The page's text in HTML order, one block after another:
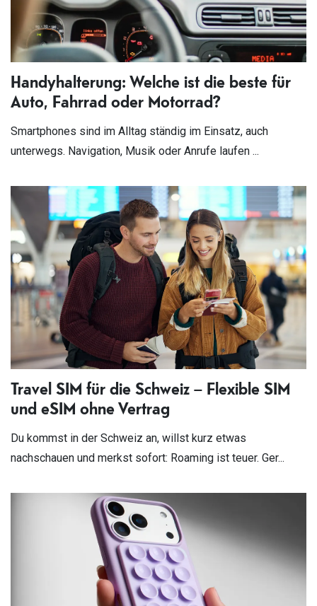
Handyhalterung: Welche ist die beste für
Auto, Fahrrad oder Motorrad?
Smartphones sind im Alltag ständig im Einsatz, auch
unterwegs. Navigation, Musik oder Anrufe laufen ...
Travel SIM für die Schweiz – Flexible SIM
und eSIM ohne Vertrag
Du kommst in der Schweiz an, willst kurz etwas
nachschauen und merkst sofort: Roaming ist teuer. Ger...